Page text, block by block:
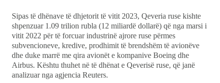
Sipas të dhënave të dhjetorit të vitit 2023, Qeveria ruse kishte
shpenzuar 1.09 trilion rubla (12 miliardë dollarë) që nga marsi i
vitit 2022 për të forcuar industrinë ajrore ruse përmes
subvencioneve, kredive, prodhimit të brendshëm të avionëve
dhe duke marrë me qira avionët e kompanive Boeing dhe
Airbus. Kështu thuhet në të dhënat e Qeverisë ruse, që janë
analizuar nga agjencia Reuters.